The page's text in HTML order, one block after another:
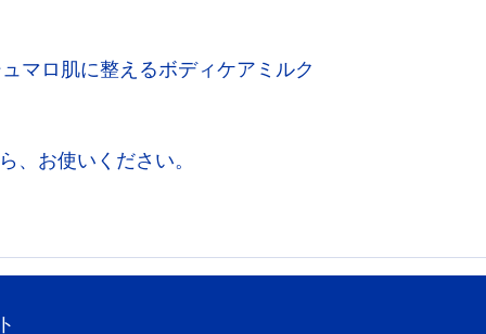
マロ肌に整えるボディケアミルク
お使いください。